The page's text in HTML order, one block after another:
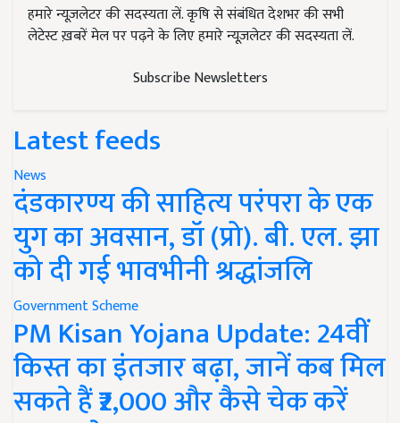
हमारे न्यूज़लेटर की सदस्यता लें. कृषि से संबंधित देशभर की सभी
लेटेस्ट ख़बरें मेल पर पढ़ने के लिए हमारे न्यूज़लेटर की सदस्यता लें.
Subscribe Newsletters
Latest feeds
News
दंडकारण्य की साहित्य परंपरा के एक
युग का अवसान, डॉ (प्रो). बी. एल. झा
को दी गई भावभीनी श्रद्धांजलि
Government Scheme
PM Kisan Yojana Update: 24वीं
किस्त का इंतजार बढ़ा, जानें कब मिल
सकते हैं ₹2,000 और कैसे चेक करें